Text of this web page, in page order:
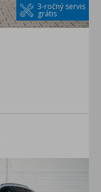
3-ročný servis
grátis